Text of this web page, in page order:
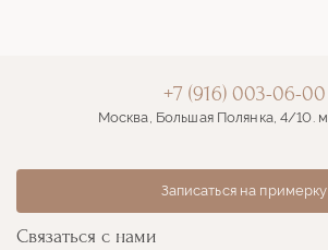
Связаться с нами
+7 (916) 003-06-00
Москва, Большая Полянка, 4/10.
Записаться на примерку